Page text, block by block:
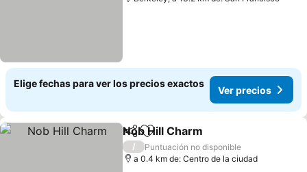
Elige fechas para ver los precios exactos
Ver precios
CompartirAgregar a favoritos
Nob Hill Charm
/
Puntuación no disponible
a 0.4 km de: Centro de la ciudad